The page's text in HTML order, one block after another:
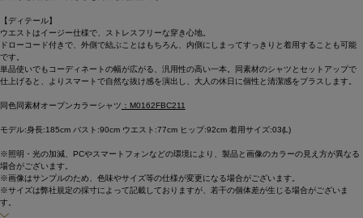
【ディテール】
ウエストはイージー仕様で、ストレスフリーな穿き心地。
ドローコード付きで、外側で結ぶことはもちろん、内側にしまってすっきりと着用することも可能
です。
単品使いでもコーディネートの幅が広がる、汎用性の高い一本。同素材のシャツとセットアップで
仕上げると、よりスマートで自然な抜け感を演出し、大人の休日に個性と清潔感をプラスします。
同色同素材オープンカラーシャツ ：M0162FBC211
モデル:身長:185cm バスト:90cm ウエスト:77cm ヒップ:92cm 着用サイズ:03(L)
※照明・光の加減、PCやスマートフォンなどの環境により、製品と画像のカラーの見え方が異なる
場合がございます。
※画像はサンプルのため、色味やサイズ等の仕様が変更になる場合がございます。
※サイズは弊社規定の採寸によって記載しておりますが、若干の個体差が生じる場合がございま
す。